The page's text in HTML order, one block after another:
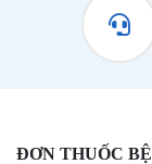
ĐƠN THUỐC